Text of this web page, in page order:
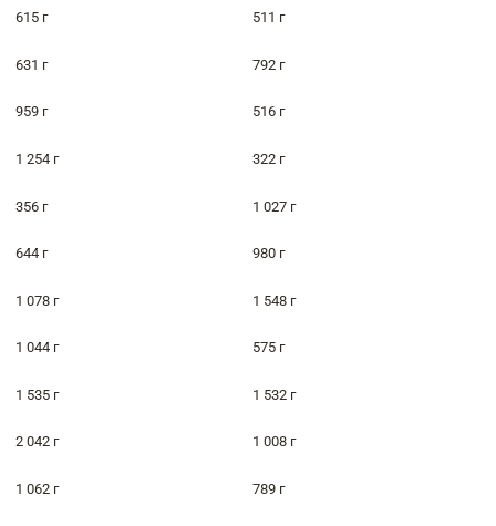
615 г 511 г
631 г 792 г
959 г 516 г
1 254 г 322 г
356 г 1 027 г
644 г 980 г
1 078 г 1 548 г
1 044 г 575 г
1 535 г 1 532 г
2 042 г 1 008 г
1 062 г 789 г